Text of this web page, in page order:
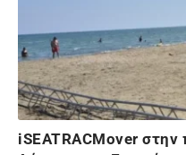
iSEATRACMover